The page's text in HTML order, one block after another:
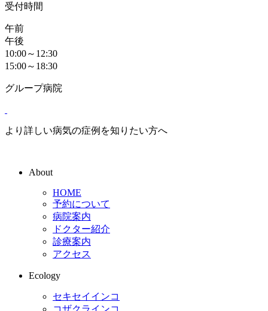
受付時間
午前
午後
10:00～12:30
15:00～18:30
グループ病院
より詳しい病気の症例を知りたい方へ
About
HOME
予約について
病院案内
ドクター紹介
診療案内
アクセス
Ecology
セキセイインコ
コザクラインコ